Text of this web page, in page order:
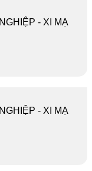
- XI MẠ
- XI MẠ